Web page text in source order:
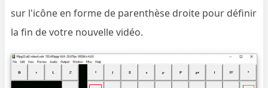
sur l'icône en forme de parenthèse droite pour définir
la fin de votre nouvelle vidéo.